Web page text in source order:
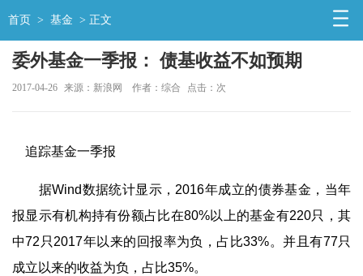
首页 > 基金 > 正文
委外基金一季报： 债基收益不如预期
2017-04-26 来源：新浪网 作者：综合 点击： 次
追踪基金一季报
据Wind数据统计显示，2016年成立的债券基金，当年
报显示有机构持有份额占比在80%以上的基金有220只，其
中72只2017年以来的回报率为负，占比33%。并且有77只
成立以来的收益为负，占比35%。